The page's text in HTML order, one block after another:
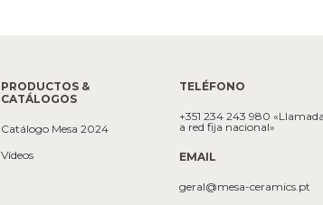
PRODUCTOS &
CATÁLOGOS
Catálogo Mesa 2024
Vídeos
TELÉFONO
+351 234 243 980 «Llamada
a red fija nacional»
EMAIL
geral@mesa-ceramics.pt